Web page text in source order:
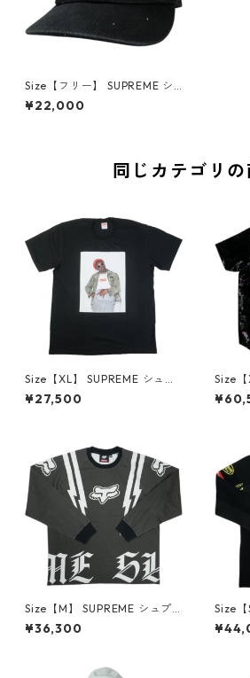
Size【フリー】 SUPREME シ
ュプリーム 26SS Sequin Deni
m Classic Logo 6-Panel Bla
¥22,000
同じカテゴリの
Size【XL】 SUPREME シュプ
リーム 22AW Andre 3000 T
ee Black Tシャツ 黒 【新古
¥27,500
Size【
リー
Size【M】 SUPREME シュプ
リーム ×Fox Racing 25FW L/
S Top Black ロンT 黒 【新古
¥36,300
Size【
ーム
L/S